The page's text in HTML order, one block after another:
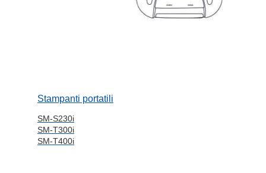
Stampanti portatili
SM-S230i
SM-T300i
SM-T400i